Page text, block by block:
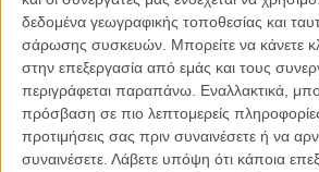
δεδομένα γεωγραφικής τοποθεσίας και
σάρωσης συσκευών. Μπορείτε να κάνετε
στην επεξεργασία από εμάς και τους
περιγράφεται παραπάνω. Εναλλακτικά,
πρόσβαση σε πιο λεπτομερείς πληροφορίες
προτιμήσεις σας πριν συναινέσετε ή να
συναινέσετε. Λάβετε υπόψη ότι κάποια
το «Motorway '65».